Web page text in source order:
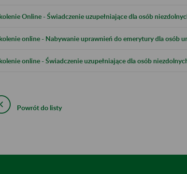
Online - Świadczenie uzupełniające dla osób
online - Nabywanie uprawnień do emerytury dla osób
online - Świadczenie uzupełniające dla osób
Powrót do listy